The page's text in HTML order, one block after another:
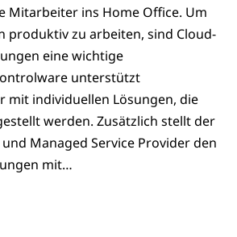
Mitarbeiter ins Home Office. Um
produktiv zu arbeiten, sind Cloud-
eine wichtige
unterstützt
mit individuellen Lösungen, die
werden. Zusätzlich stellt der
Managed Service Provider den
mit…